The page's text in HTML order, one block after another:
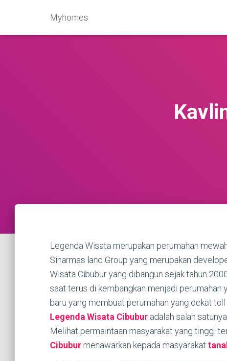
Myhomes
Legenda Wisata merupakan perumahan
Sinarmas land Group yang merupakan
Wisata Cibubur yang dibangun sejak tahun
saat terus di kembangkan menjadi perumahan
baru yang membuat perumahan yang dekat
Legenda Wisata Cibubur adalah salah
Melihat permaintaan masyarakat yang tinggi
Cibubur menawarkan kepada masyarakat